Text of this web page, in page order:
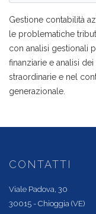
Gestione contabilità
le problematiche
con analisi gestionali
finanziarie e analisi
straordinarie e nel
generazionale.
CONTATTI
Viale Padova, 30
30015 - Chioggia (VE)